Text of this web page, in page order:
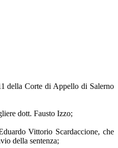
della Corte di Appello di Salerno
dott. Fausto Izzo;
Vittorio Scardaccione, che
della sentenza;